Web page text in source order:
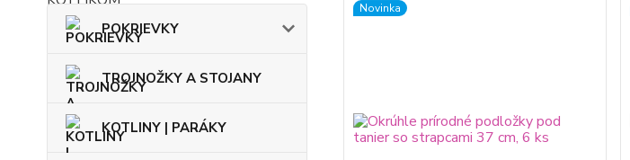
POKRIEVKY
TROJNOŽKY A STOJANY
KOTLINY | PARÁKY
Novinka